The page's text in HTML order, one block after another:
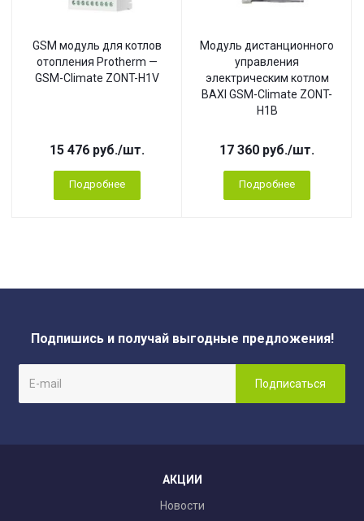
GSM модуль для котлов
отопления Protherm —
GSM-Climate ZONT-H1V
15 476 руб./шт.
Подробнее
Модуль дистанционного
управления
электрическим котлом
BAXI GSM-Climate ZONT-
H1B
17 360 руб./шт.
Подробнее
Подпишись и получай выгодные предложения!
АКЦИИ
Новости